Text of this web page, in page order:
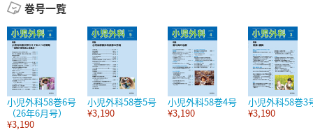
巻号一覧
小児外科58巻6号
（26年6月号）
¥3,190
小児外科58巻5号
¥3,190
小児外科58巻4号
¥3,190
小児外科58巻3
¥3,190